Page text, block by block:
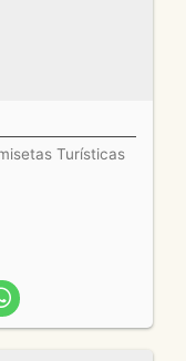
Turísticas